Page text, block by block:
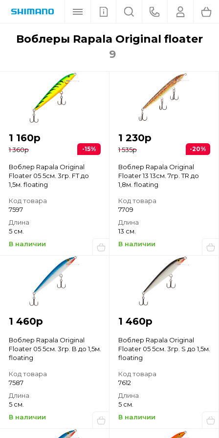
воблеры Rapala Original floater
9
-15%
1 160р
1 360р
Воблер Rapala Original
Floater 05 5см. 3гр. FT до
1,5м. floating
Код товара
7597
Длина
5 см.
В наличии
-20%
1 230р
1 535р
Воблер Rapala Original
Floater 13 13см. 7гр. TR до
1,8м. floating
Код товара
7709
Длина
13 см.
В наличии
1 460р
Воблер Rapala Original
Floater 05 5см. 3гр. B до 1,5м.
floating
Код товара
7587
Длина
5 см.
В наличии
1 460р
Воблер Rapala Original
Floater 05 5см. 3гр. S до 1,5м.
floating
Код товара
7612
Длина
5 см.
В наличии